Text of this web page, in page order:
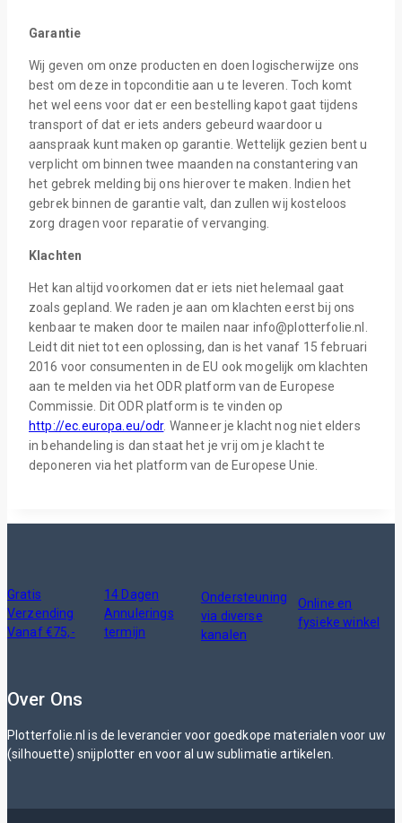
Garantie
Wij geven om onze producten en doen logischerwijze ons
best om deze in topconditie aan u te leveren. Toch komt
het wel eens voor dat er een bestelling kapot gaat tijdens
transport of dat er iets anders gebeurd waardoor u
aanspraak kunt maken op garantie. Wettelijk gezien bent u
verplicht om binnen twee maanden na constantering van
het gebrek melding bij ons hierover te maken. Indien het
gebrek binnen de garantie valt, dan zullen wij kosteloos
zorg dragen voor reparatie of vervanging.
Klachten
Het kan altijd voorkomen dat er iets niet helemaal gaat
zoals gepland. We raden je aan om klachten eerst bij ons
kenbaar te maken door te mailen naar info@plotterfolie.nl.
Leidt dit niet tot een oplossing, dan is het vanaf 15 februari
2016 voor consumenten in de EU ook mogelijk om klachten
aan te melden via het ODR platform van de Europese
Commissie. Dit ODR platform is te vinden op
http://ec.europa.eu/odr. Wanneer je klacht nog niet elders
in behandeling is dan staat het je vrij om je klacht te
deponeren via het platform van de Europese Unie.
Gratis
Verzending
Vanaf €75,-
14 Dagen
Annulerings
termijn
Ondersteuning
via diverse
kanalen
Online en
fysieke winkel
Over Ons
Plotterfolie.nl is de leverancier voor goedkope materialen voor uw
(silhouette) snijplotter en voor al uw sublimatie artikelen.